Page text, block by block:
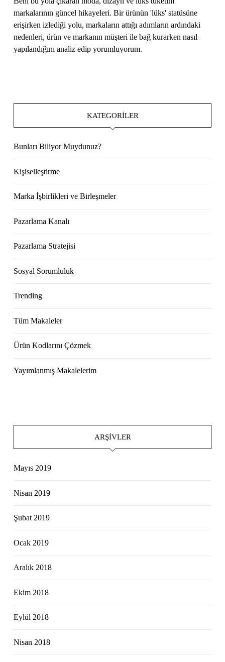
markalarının güncel hikayeleri. Bir ürünün 'lüks' statüsüne
erişirken izlediği yolu, markaların attığı adımların ardındaki
nedenleri, ürün ve markanın müşteri ile bağ kurarken nasıl
yapılandığını analiz edip yorumluyorum.
KATEGORILER
Bunları Biliyor Muydunuz?
Kişiselleştirme
Marka İşbirlikleri ve Birleşmeler
Pazarlama Kanalı
Pazarlama Stratejisi
Sosyal Sorumluluk
Trending
Tüm Makaleler
Ürün Kodlarını Çözmek
Yayımlanmış Makalelerim
ARŞIVLER
Mayıs 2019
Nisan 2019
Şubat 2019
Ocak 2019
Aralık 2018
Ekim 2018
Eylül 2018
Nisan 2018